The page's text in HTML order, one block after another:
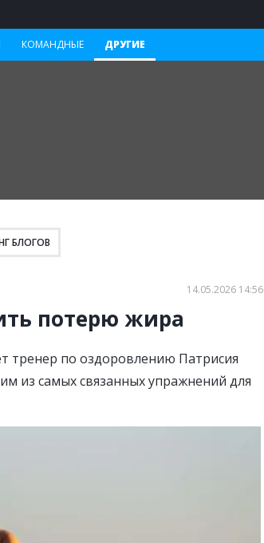
КОМАНДНЫЕ ДРУГИЕ
БЛОГОВ
14.05.2026 14:56
потерю жира
тренер по оздоровлению Патрисия
из самых связанных упражнений для